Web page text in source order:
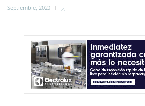
Septiembre, 2020